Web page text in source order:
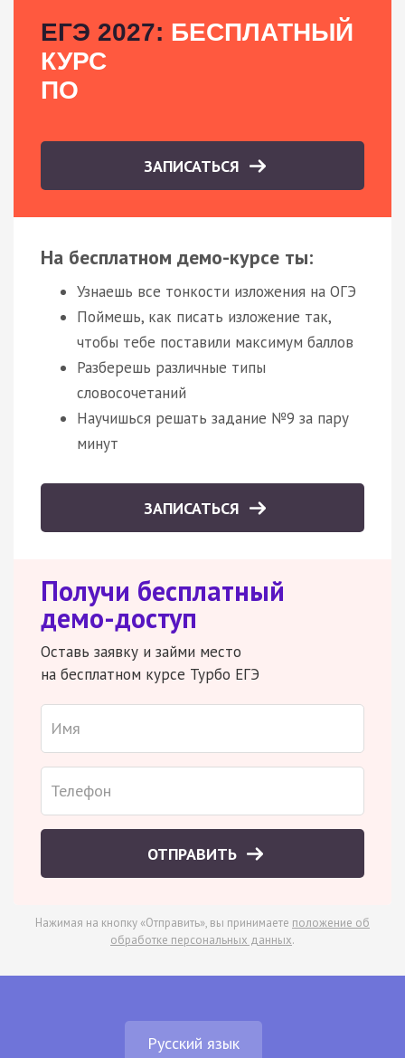
ЕГЭ 2027: БЕСПЛАТНЫЙ
КУРС
ПО
ЗАПИСАТЬСЯ
На бесплатном демо-курсе ты:
Узнаешь все тонкости изложения на ОГЭ
Поймешь, как писать изложение так,
чтобы тебе поставили максимум баллов
Разберешь различные типы
словосочетаний
Научишься решать задание №9 за пару
минут
ЗАПИСАТЬСЯ
Получи бесплатный
демо-доступ
Оставь заявку и займи место
на бесплатном курсе Турбо ЕГЭ
ОТПРАВИТЬ
Нажимая на кнопку «Отправить», вы принимаете положение об
обработке персональных данных.
Русский язык